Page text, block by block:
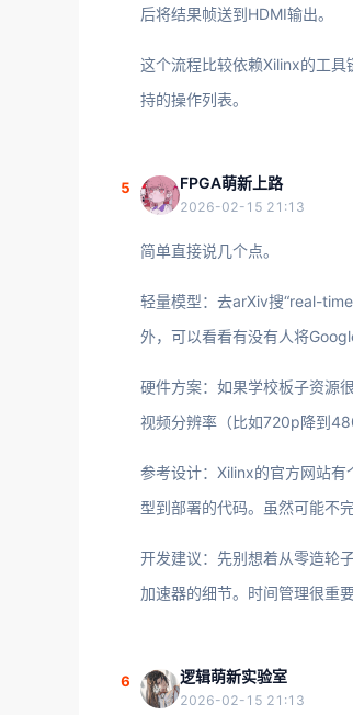
后将结果帧送到HDMI输出。
这个流程比较依赖Xilinx的工
持的操作列表。
5 FPGA萌新上路
2026-02-15 21:13
简单直接说几个点。
轻量模型：去arXiv搜“real-
外，可以看看有没有人将
硬件方案：如果学校板子资源
视频分辨率（比如720p降到
参考设计：Xilinx的官方网站有
型到部署的代码。虽然可能不
开发建议：先别想着从零造轮
加速器的细节。时间管理很重要
6 逻辑萌新实验室
2026-02-15 21:13